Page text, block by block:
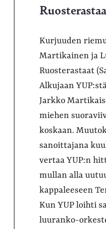
Kurjuuden
Martikainen ja
Ruosterastaat
Alkujaan
Jarkko
miehen
koskaan.
sanoittajana
vertaa YUP:n
mullan alla
kappaleeseen
Kun YUP loihti
luuranko-